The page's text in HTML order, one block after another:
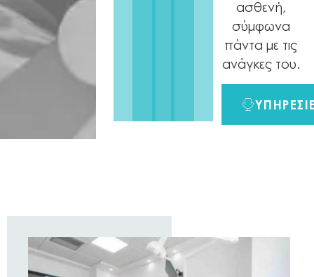
ασθενή,
σύμφωνα
πάντα με τις
ανάγκες του.